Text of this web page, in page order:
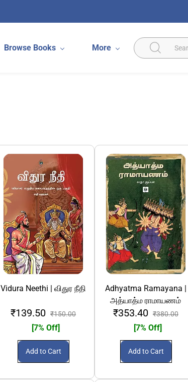
Browse Books More
Vidura Neethi | விதுர நீதி
₹139.50 ₹150.00
[7% Off]
Add to Cart
Adhyatma Ramayana |
அத்யாத்ம ராமாயணம்
₹353.40 ₹380.00
[7% Off]
Add to Cart